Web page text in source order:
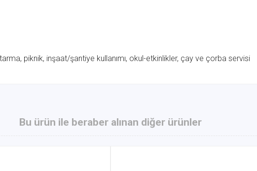
piknik, inşaat/şantiye kullanımı, okul-etkinlikler, çay ve çorba servisi
Bu ürün ile beraber alınan diğer ürünler